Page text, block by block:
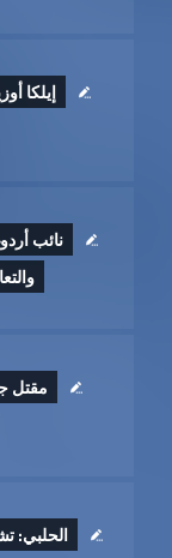
إيلكا
نائب
مقتل
الحلبي: